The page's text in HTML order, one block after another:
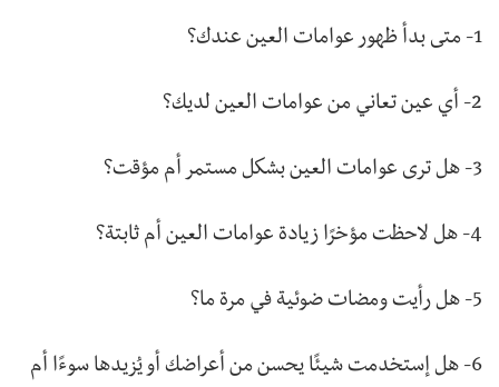
1- متى بدأ ظهور عوامات العين عندك؟
2- أي عين تعاني من عوامات العين لديك؟
3- هل ترى عوامات العين بشكل مستمر أم مؤقت؟
4- هل لاحظت مؤخرًا زيادة عوامات العين أم ثابتة؟
5- هل رأيت ومضات ضوئية في مرة ما؟
6- هل إستخدمت شيئًا يحسن من أعراضك أو يُزيدها سوءًا أم